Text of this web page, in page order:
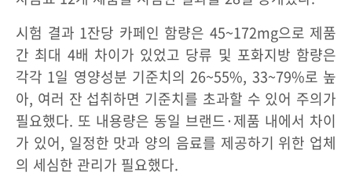
시험 결과 1잔당 카페인 함량은 45~172mg으로 제품
간 최대 4배 차이가 있었고 당류 및 포화지방 함량은
각각 1일 영양성분 기준치의 26~55%, 33~79%로 높
아, 여러 잔 섭취하면 기준치를 초과할 수 있어 주의가
필요했다. 또 내용량은 동일 브랜드·제품 내에서 차이
가 있어, 일정한 맛과 양의 음료를 제공하기 위한 업체
의 세심한 관리가 필요했다.